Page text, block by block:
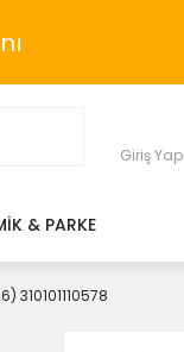
Giriş Yap
& PARKE
310101110578